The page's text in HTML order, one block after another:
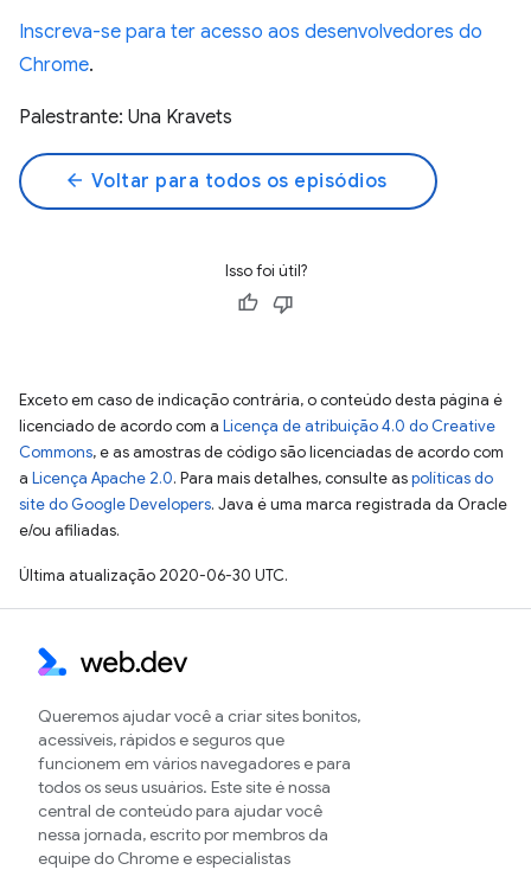
Inscreva-se para ter acesso aos desenvolvedores do
Chrome.
Palestrante: Una Kravets
arrow_back Voltar para todos os episódios
Isso foi útil?
Exceto em caso de indicação contrária, o conteúdo desta página é
licenciado de acordo com a Licença de atribuição 4.0 do Creative
Commons, e as amostras de código são licenciadas de acordo com
a Licença Apache 2.0. Para mais detalhes, consulte aspolíticas do
site do Google Developers. Java é uma marca registrada da Oracle
e/ou afiliadas.
Última atualização 2020-06-30 UTC.
Queremos ajudar você a criar sites bonitos,
acessíveis, rápidos e seguros que
funcionem em vários navegadores e para
todos os seus usuários. Este site é nossa
central de conteúdo para ajudar você
nessa jornada, escrito por membros da
equipe do Chrome e especialistas